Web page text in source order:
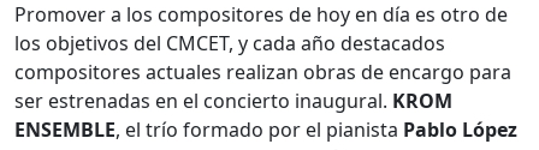
Promover a los compositores de hoy en día es otro de
los objetivos del CMCET, y cada año destacados
compositores actuales realizan obras de encargo para
ser estrenadas en el concierto inaugural. KROM
ENSEMBLE, el trío formado por el pianista Pablo López